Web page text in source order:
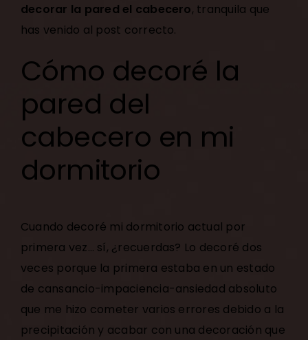
decorar la pared el cabecero, tranquila que
has venido al post correcto.
Cómo decoré la
pared del
cabecero en mi
dormitorio
Cuando decoré mi dormitorio actual por
primera vez… sí, ¿recuerdas? Lo decoré dos
veces porque la primera estaba en un estado
de cansancio-impaciencia-ansiedad absoluto
que me hizo cometer varios errores debido a la
precipitación y acabar con una decoración que